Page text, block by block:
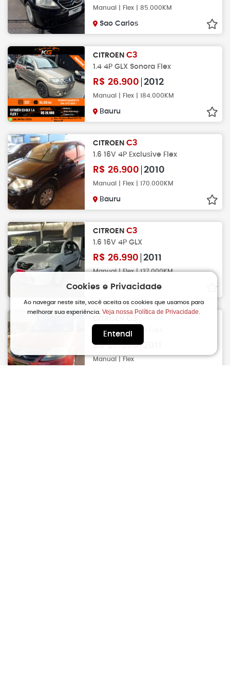
Manual | Flex | 85.000KM
Sao Carlos
CITROEN C3
1.4 4P GLX Sonora Flex
R$ 26.900 2012
Manual | Flex | 184.000KM
Bauru
CITROEN C3
1.6 16V 4P Exclusive Flex
R$ 26.900 2010
Manual | Flex | 170.000KM
Bauru
CITROEN C3
1.6 16V 4P GLX
R$ 26.990 2011
Manual | Flex | 137.000KM
Bauru
1.4 4P Exclusive Flex
R$27.500 2011
Manual | Flex
Cookies e Privacidade
Ao navegar neste site, você aceita os cookies que usamos para
melhorar sua experiência.Veja nossa Política de Privacidade.
Entendi